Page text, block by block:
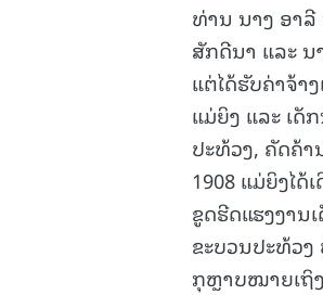
ທ່ານ ນາງ ອາ
ສັກດີນາ ແລະ
ແຕ່ໄດ້ຮັບຄ່າຈ້
ແມ່ຍິງ ແລະ ເ
ປະທ້ວງ, ຄັດຄ້
1908 ແມ່ຍິງໄ
ຂູດຮີດແຮງງານ
ຂະບວນປະທ້ວງ
ກຸຫຼາບໝາຍເຖິ